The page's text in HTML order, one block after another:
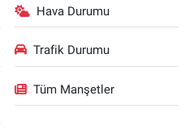
Hava Durumu
Trafik Durumu
Tüm Manşetler